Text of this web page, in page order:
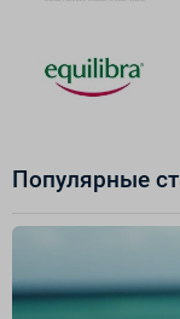
Популярные